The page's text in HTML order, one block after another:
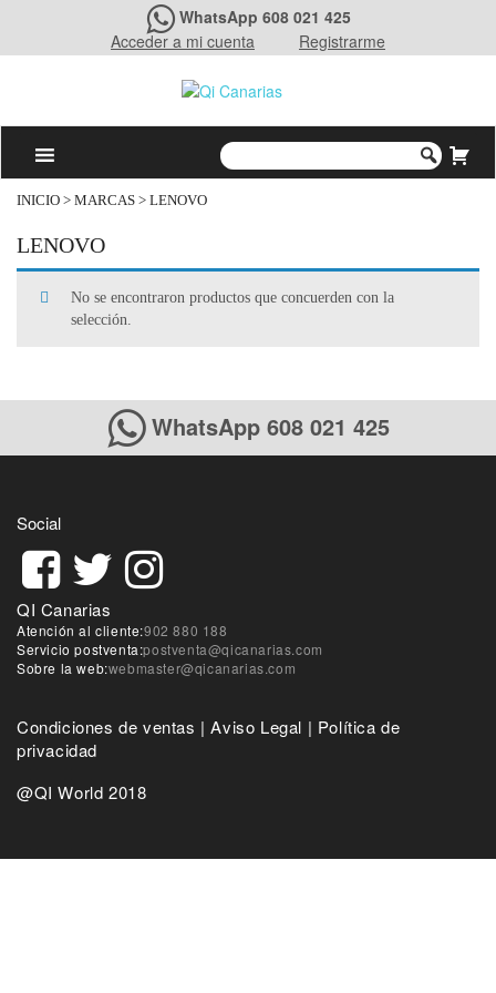
WhatsApp 608 021 425
Acceder a mi cuenta
Registrarme
INICIO > MARCAS > LENOVO
LENOVO
No se encontraron productos que concuerden con la
selección.
WhatsApp 608 021 425
Social
QI Canarias
Atención al cliente:902 880 188
Servicio postventa:postventa@qicanarias.com
Sobre la web:webmaster@qicanarias.com
Condiciones de ventas |Aviso Legal | Política de
privacidad
@QI World 2018